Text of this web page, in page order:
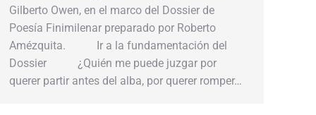
Gilberto Owen, en el marco del Dossier de
Poesía Finimilenar preparado por Roberto
Amézquita. Ir a la fundamentación del
Dossier ¿Quién me puede juzgar por
querer partir antes del alba, por querer romper…